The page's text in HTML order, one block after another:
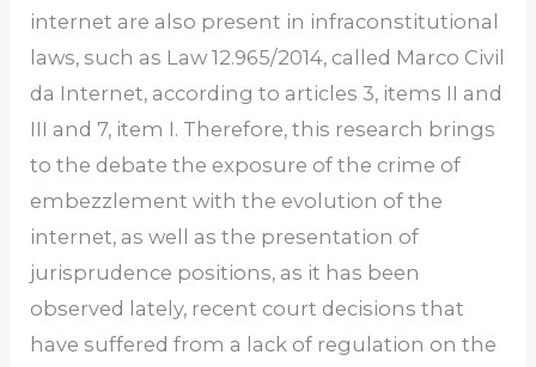
internet are also present in infraconstitutional
laws, such as Law 12.965/2014, called Marco Civil
da Internet, according to articles 3, items II and
III and 7, item I. Therefore, this research brings
to the debate the exposure of the crime of
embezzlement with the evolution of the
internet, as well as the presentation of
jurisprudence positions, as it has been
observed lately, recent court decisions that
have suffered from a lack of regulation on the